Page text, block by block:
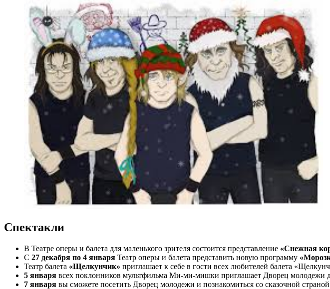
Спектакли
В Театре оперы и балета для маленького зрителя состоится представление «Снежная
С 27 декабря по 4 января Театр оперы и балета представить новую программу
Театр балета «Щелкунчик» приглашает к себе в гости всех любителей балета
5 января всех поклонников мультфильма Ми-ми-мишки приглашает Дворец молодежи
7 января вы сможете посетить Дворец молодежи и познакомиться со сказочной